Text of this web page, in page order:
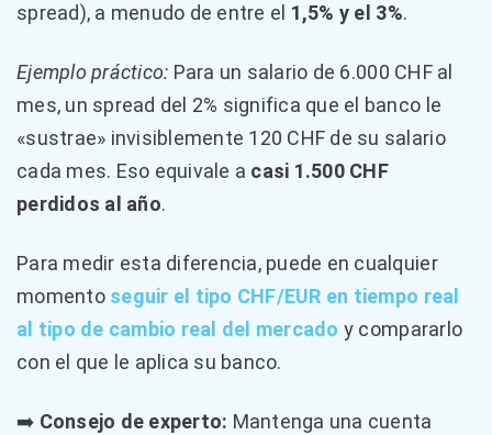
spread), a menudo de entre el 1,5% y el 3%.
Ejemplo práctico: Para un salario de 6.000 CHF al
mes, un spread del 2% significa que el banco le
«sustrae» invisiblemente 120 CHF de su salario
cada mes. Eso equivale a casi 1.500 CHF
perdidos al año.
Para medir esta diferencia, puede en cualquier
momento seguir el tipo CHF/EUR en tiempo real
al tipo de cambio real del mercado y compararlo
con el que le aplica su banco.
➡️ Consejo de experto: Mantenga una cuenta